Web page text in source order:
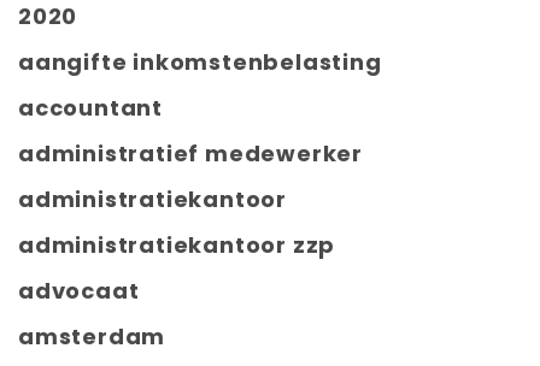
2020
aangifte inkomstenbelasting
accountant
administratief medewerker
administratiekantoor
administratiekantoor zzp
advocaat
amsterdam